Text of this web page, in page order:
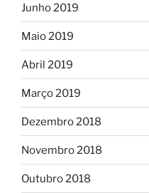
Junho 2019
Maio 2019
Abril 2019
Março 2019
Dezembro 2018
Novembro 2018
Outubro 2018